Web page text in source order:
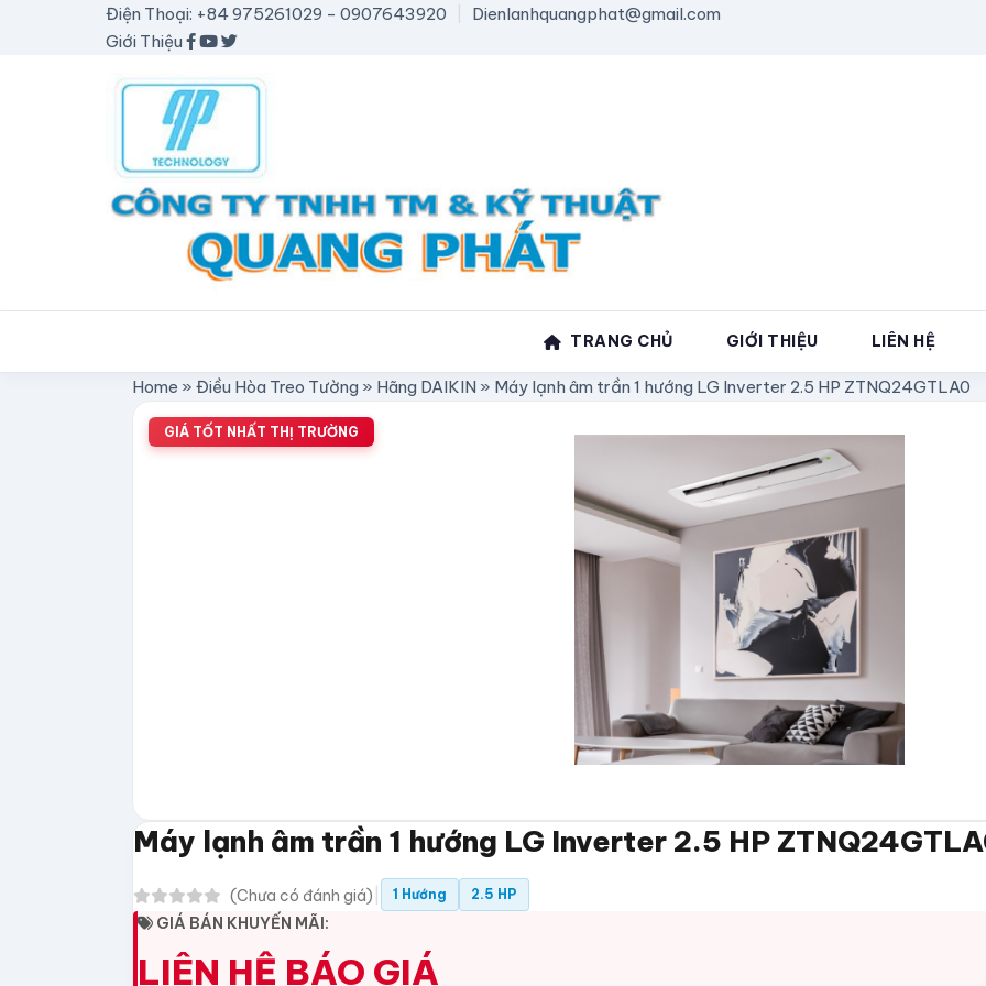
Điện Thoại: +84 975261029 - 0907643920
Dienlanhquangphat@gmail.com
Giới Thiệu
TRANG CHỦ GIỚI THIỆU LIÊN HỆ
Home » Điều Hòa Treo Tường » Hãng DAIKIN » Máy lạnh âm trần 1 hướng LG Inverter 2.5 HP ZTNQ24GTLA0
GIÁ TỐT NHẤT THỊ TRƯỜNG
Máy lạnh âm trần 1 hướng LG Inverter 2.5 HP
(Chưa có đánh giá) 1 Hướng 2.5 HP
GIÁ BÁN KHUYẾN MÃI:
LIÊN HỆ BÁO GIÁ